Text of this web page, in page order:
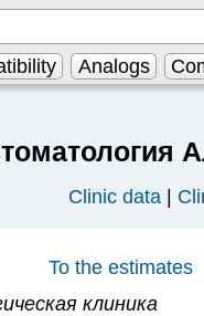
Analogs
Clinic data|
To the estimates
клиника